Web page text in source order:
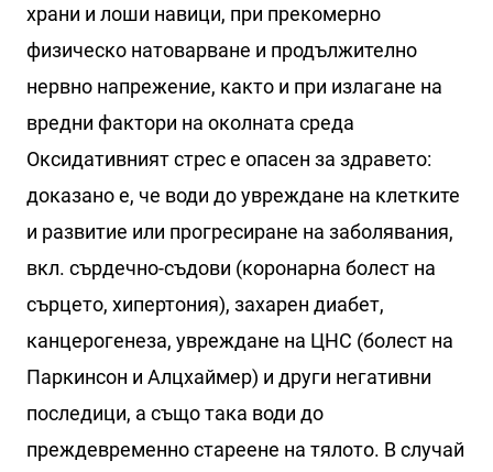
храни и лоши навици, при прекомерно
физическо натоварване и продължително
нервно напрежение, както и при излагане на
вредни фактори на околната среда
Оксидативният стрес е опасен за здравето:
доказано е, че води до увреждане на клетките
и развитие или прогресиране на заболявания,
вкл. сърдечно-съдови (коронарна болест на
сърцето, хипертония), захарен диабет,
канцерогенеза, увреждане на ЦНС (болест на
Паркинсон и Алцхаймер) и други негативни
последици, а също така води до
преждевременно стареене на тялото. В случай